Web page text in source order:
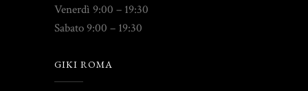
Venerdì 9:00 – 19:30
Sabato 9:00 – 19:30
GIKI ROMA